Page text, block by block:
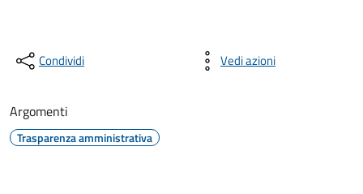
Condividi Vedi azioni
Argomenti
Trasparenza amministrativa